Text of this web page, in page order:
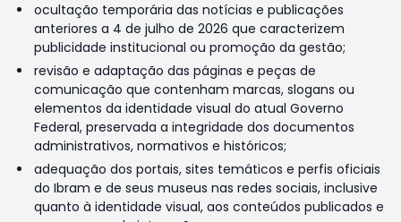
ocultação temporária das notícias e publicações
anteriores a 4 de julho de 2026 que caracterizem
publicidade institucional ou promoção da gestão;
revisão e adaptação das páginas e peças de
comunicação que contenham marcas, slogans ou
elementos da identidade visual do atual Governo
Federal, preservada a integridade dos documentos
administrativos, normativos e históricos;
adequação dos portais, sites temáticos e perfis oficiais
do Ibram e de seus museus nas redes sociais, inclusive
quanto à identidade visual, aos conteúdos publicados e